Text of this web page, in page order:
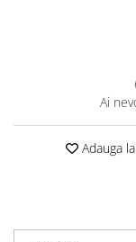
Ai
Adauga